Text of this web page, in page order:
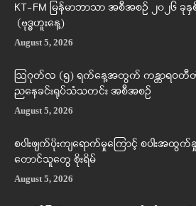
KT-FM မြန်မာဘာသာ အစီအစဉ် ၂၀၂၆
(ဗုဒ္ဓဟူးနေ့)
August 5, 2026
ဩဂုတ်လ (၅) ရက်နေ့အတွက် ကန္တာရဝတီတို
ညနေခင်းရုပ်သံသတင်း အစီအစဉ်
August 5, 2026
စပါးဖျက်ပိုးကျရောက်မှုကြောင့် စပါးအထွက်
တောင်သူတွေ စိုးရိမ်
August 5, 2026